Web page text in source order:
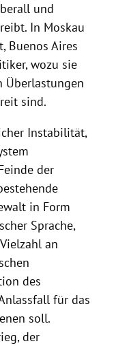
und
In Moskau
Buenos Aires
wozu sie
Überlastungen
sind.
Instabilität,
der
in Form
Sprache,
an
des
für das
soll.
der